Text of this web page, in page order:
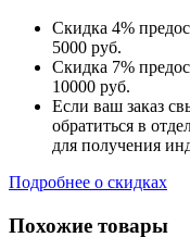
Скидка 4%
5000 руб.
Скидка 7%
10000 руб.
Если ваш заказ
обратиться в
для получения
Подробнее о скидках
Похожие товары